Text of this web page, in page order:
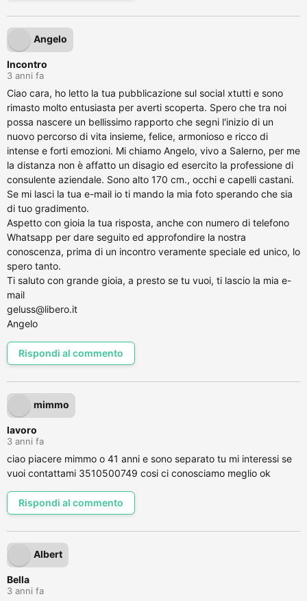
Angelo
Incontro
3 anni fa
Ciao cara, ho letto la tua pubblicazione sul social xtutti e sono
rimasto molto entusiasta per averti scoperta. Spero che tra noi
possa nascere un bellissimo rapporto che segni l'inizio di un
nuovo percorso di vita insieme, felice, armonioso e ricco di
intense e forti emozioni. Mi chiamo Angelo, vivo a Salerno, per me
la distanza non è affatto un disagio ed esercito la professione di
consulente aziendale. Sono alto 170 cm., occhi e capelli castani.
Se mi lasci la tua e-mail io ti mando la mia foto sperando che sia
di tuo gradimento.
Aspetto con gioia la tua risposta, anche con numero di telefono
Whatsapp per dare seguito ed approfondire la nostra
conoscenza, prima di un incontro veramente speciale ed unico, lo
spero tanto.
Ti saluto con grande gioia, a presto se tu vuoi, ti lascio la mia e-
mail
geluss@libero.it
Angelo
Rispondi al commento
mimmo
lavoro
3 anni fa
ciao piacere mimmo o 41 anni e sono separato tu mi interessi se
vuoi contattami 3510500749 cosi ci conosciamo meglio ok
Rispondi al commento
Albert
Bella
3 anni fa